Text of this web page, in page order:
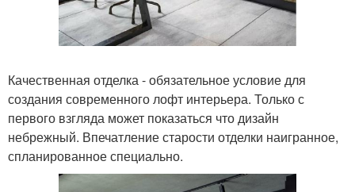
Качественная отделка - обязательное условие для
создания современного лофт интерьера. Только с
первого взгляда может показаться что дизайн
небрежный. Впечатление старости отделки наигранное,
спланированное специально.